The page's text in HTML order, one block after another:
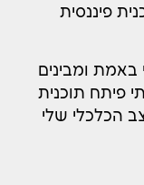
פיננסית
ומבינים
פיתח תוכנית
הכלכלי שלי